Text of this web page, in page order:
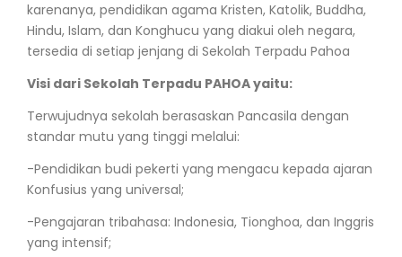
karenanya, pendidikan agama Kristen, Katolik, Buddha,
Hindu, Islam, dan Konghucu yang diakui oleh negara,
tersedia di setiap jenjang di Sekolah Terpadu Pahoa
Visi dari Sekolah Terpadu PAHOA yaitu:
Terwujudnya sekolah berasaskan Pancasila dengan
standar mutu yang tinggi melalui:
-Pendidikan budi pekerti yang mengacu kepada ajaran
Konfusius yang universal;
-Pengajaran tribahasa: Indonesia, Tionghoa, dan Inggris
yang intensif;